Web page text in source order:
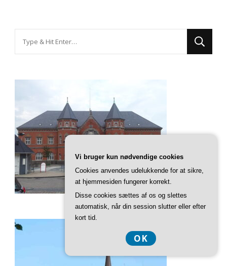
Vi bruger kun nødvendige cookies
Cookies anvendes udelukkende for at sikre,
at hjemmesiden fungerer korrekt.
Disse cookies sættes af os og slettes
automatisk, når din session slutter eller efter
kort tid.
OK